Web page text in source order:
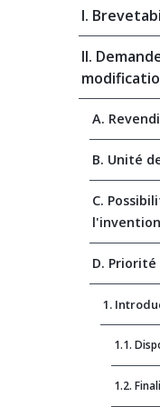
I.
II.
A.
B. Unité
C.
l'invention
D. Priorité
1.
1.1.
1.2.